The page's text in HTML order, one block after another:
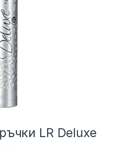
LR Deluxe